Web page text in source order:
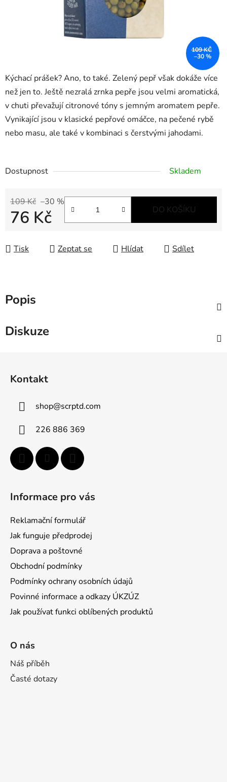
Kýchací prášek? Ano, to také. Zelený pepř však dokáže více
než jen to. Ještě nezralá zrnka pepře jsou velmi aromatická,
v chuti převažují citronové tóny s jemným aromatem pepře.
Vynikající jsou v klasické pepřové omáčce, na pečené rybě
nebo masu, ale také v kombinaci s čerstvými jahodami.
Dostupnost Skladem
109 Kč –30 %
76 Kč DO KOŠÍKU
Tisk Zeptat se Hlídat Sdílet
109 KČ
–30 %
Popis
Diskuze
Kontakt
shop@scrptd.com
226 886 369
Informace pro vás
Reklamační formulář
Jak funguje předprodej
Doprava a poštovné
Obchodní podmínky
Podmínky ochrany osobních údajů
Povinné informace a odkazy ÚKZÚZ
Jak používat funkci oblíbených produktů
O nás
Náš příběh
Časté dotazy